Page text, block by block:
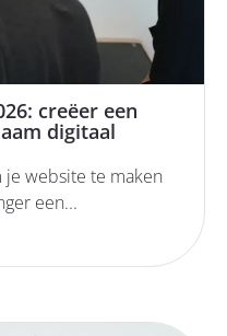
creëer een
digitaal
je website te maken
een...